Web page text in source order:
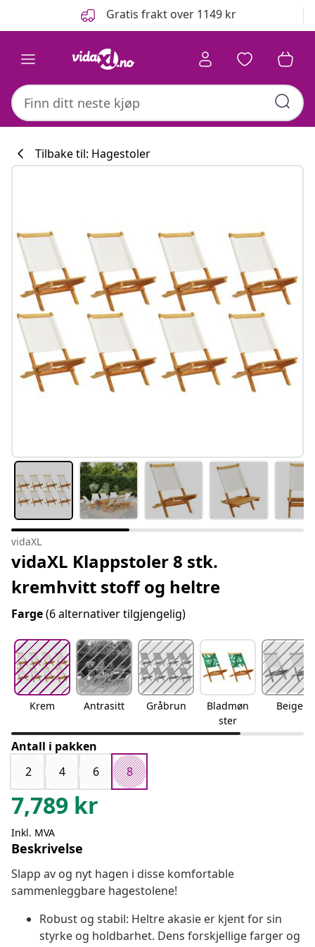
Gratis frakt over 1149 kr
Tilbake til: Hagestoler
vidaXL
vidaXL Klappstoler 8 stk.
kremhvitt stoff og heltre
Farge(6 alternativer tilgjengelig)
Krem Antrasitt Gråbrun
Bladmøn
ster
Beige
Antall i pakken
2
4 6 8
7,789 kr
Inkl. MVA
Beskrivelse
Slapp av og nyt hagen i disse komfortable
sammenleggbare hagestolene!
Robust og stabil: Heltre akasie er kjent for sin
styrke og holdbarhet. Dens forskjellige farger og